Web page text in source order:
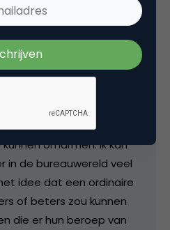
zouden kunnen
natte-vinger-werk). Zou
concept omheen
ik me af.
de bureaus – en dan
binnen bureaus –
omarmen. Ik kan
in de bureauwereld veel
idee dat een ordinaire
of beters zou kunnen
die er hun beroep van